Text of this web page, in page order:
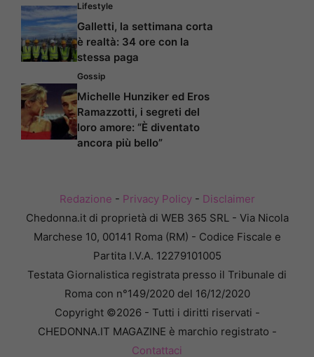
Lifestyle
Galletti, la settimana corta
è realtà: 34 ore con la
stessa paga
Gossip
Michelle Hunziker ed Eros
Ramazzotti, i segreti del
loro amore: “È diventato
ancora più bello”
Redazione - Privacy Policy- Disclaimer
Chedonna.it di proprietà di WEB 365 SRL - Via Nicola
Marchese 10, 00141 Roma (RM) - Codice Fiscale e
Partita I.V.A. 12279101005
Testata Giornalistica registrata presso il Tribunale di
Roma con n°149/2020 del 16/12/2020
Copyright ©2026 - Tutti i diritti riservati -
CHEDONNA.IT MAGAZINE è marchio registrato -
Contattaci